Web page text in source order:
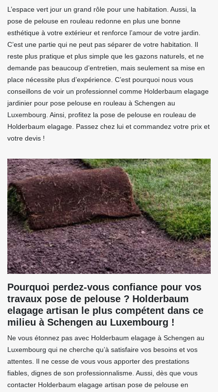
L’espace vert jour un grand rôle pour une habitation. Aussi, la
pose de pelouse en rouleau redonne en plus une bonne
esthétique à votre extérieur et renforce l’amour de votre jardin.
C’est une partie qui ne peut pas séparer de votre habitation. Il
reste plus pratique et plus simple que les gazons naturels, et ne
demande pas beaucoup d’entretien, mais seulement sa mise en
place nécessite plus d’expérience. C’est pourquoi nous vous
conseillons de voir un professionnel comme Holderbaum elagage
jardinier pour pose pelouse en rouleau à Schengen au
Luxembourg. Ainsi, profitez la pose de pelouse en rouleau de
Holderbaum elagage. Passez chez lui et commandez votre prix et
votre devis !
Pourquoi perdez-vous confiance pour vos
travaux pose de pelouse ? Holderbaum
elagage artisan le plus compétent dans ce
milieu à Schengen au Luxembourg !
Ne vous étonnez pas avec Holderbaum elagage à Schengen au
Luxembourg qui ne cherche qu’à satisfaire vos besoins et vos
attentes. Il ne cesse de vous vous apporter des prestations
fiables, dignes de son professionnalisme. Aussi, dès que vous
contacter Holderbaum elagage artisan pose de pelouse en